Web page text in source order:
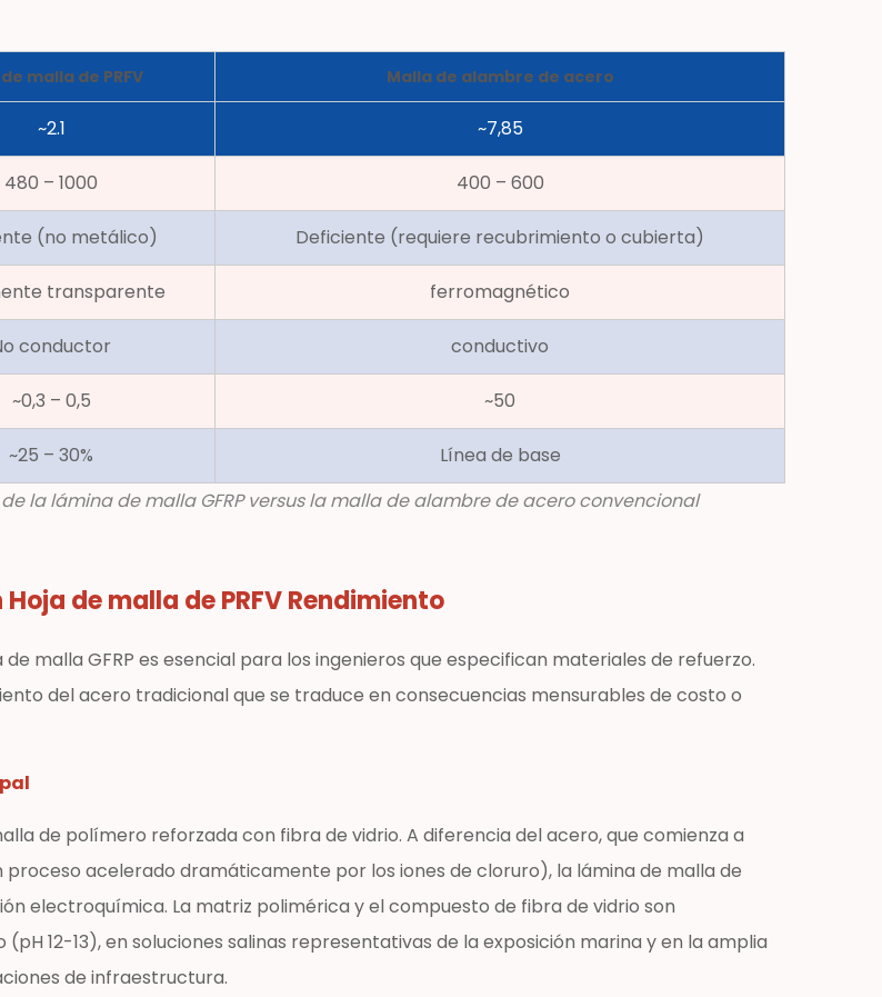
malla de PRFV Malla de alambre de acero
~2.1 ~7,85
480 – 1000 400 – 600
(no metálico) Deficiente (requiere recubrimiento o cubierta)
transparente ferromagnético
conductor conductivo
~0,3 – 0,5 ~50
~25 – 30%
Línea de base
la lámina de malla GFRP versus la malla de alambre de acero convencional
Hoja de malla de PRFVRendimiento
malla GFRP es esencial para los ingenieros que especifican materiales de refuerzo.
del acero tradicional que se traduce en consecuencias mensurables de costo o
de polímero reforzada con fibra de vidrio. A diferencia del acero, que comienza a
acelerado dramáticamente por los iones de cloruro), la lámina de malla de
electroquímica. La matriz polimérica y el compuesto de fibra de vidrio son
12-13), en soluciones salinas representativas de la exposición marina y en la amplia
de infraestructura.